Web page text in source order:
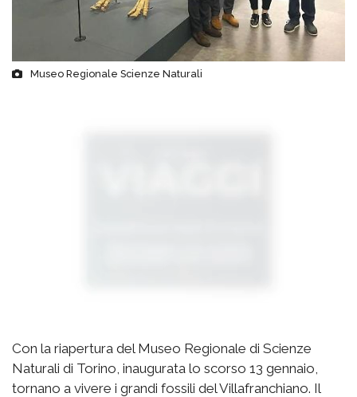
Museo Regionale Scienze Naturali
Con la riapertura del Museo Regionale di Scienze
Naturali di Torino, inaugurata lo scorso 13 gennaio,
tornano a vivere i grandi fossili del Villafranchiano. Il